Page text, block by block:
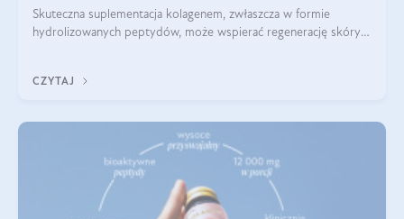
Skuteczna suplementacja kolagenem, zwłaszcza w formie
hydrolizowanych peptydów, może wspierać regenerację skóry i
CZYTAJ